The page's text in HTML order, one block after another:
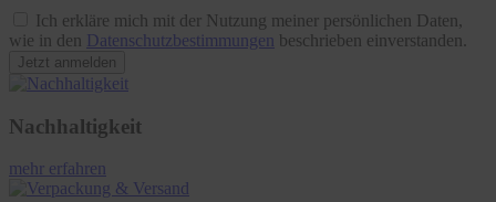
Ich erkläre mich mit der Nutzung meiner persönlichen Daten,
wie in den Datenschutzbestimmungen beschrieben einverstanden.
Jetzt anmelden
Nachhaltigkeit
mehr erfahren